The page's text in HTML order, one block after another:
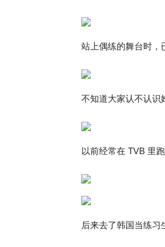
站上偶练的舞台时，
不知道大家认不认识
以前经常在 TVB 里
后来去了韩国当练习